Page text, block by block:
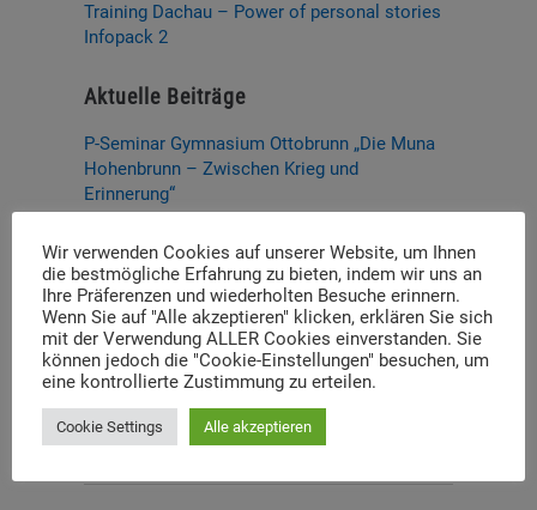
Training Dachau – Power of personal stories
Infopack 2
Aktuelle Beiträge
P-Seminar Gymnasium Ottobrunn „Die Muna
Hohenbrunn – Zwischen Krieg und
Erinnerung“
Thema und Referent:innen für das diesjährige
Dachauer Symposium stehen fest
Neue Stelleausschreibung
Digitale Neuerscheinung: Launch der digitalen
Lernplattform „Memory Momentum“
Call for Applications: Dachau Autumn School
Wir verwenden Cookies auf unserer Website, um Ihnen
die bestmögliche Erfahrung zu bieten, indem wir uns an
Ihre Präferenzen und wiederholten Besuche erinnern.
Wenn Sie auf "Alle akzeptieren" klicken, erklären Sie sich
mit der Verwendung ALLER Cookies einverstanden. Sie
können jedoch die "Cookie-Einstellungen" besuchen, um
eine kontrollierte Zustimmung zu erteilen.
Cookie Settings Alle akzeptieren